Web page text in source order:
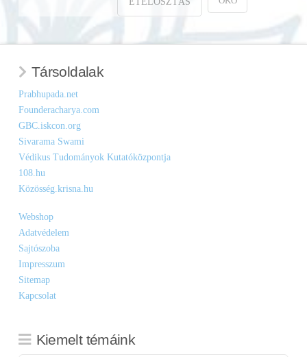
Társoldalak
Prabhupada.net
Founderacharya.com
GBC.iskcon.org
Sivarama Swami
Védikus Tudományok Kutatóközpontja
108.hu
Közösség.krisna.hu
Webshop
Adatvédelem
Sajtószoba
Impresszum
Sitemap
Kapcsolat
Kiemelt témáink